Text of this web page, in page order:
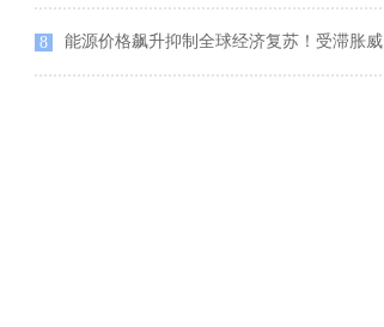
8 能源价格飙升抑制全球经济复苏！受滞胀威胁全球股市下跌 美国国债及美元“步步高升”